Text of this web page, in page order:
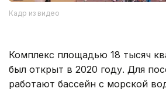
Кадр из видео
Комплекс площадью 18 тысяч
был открыт в 2020 году. Для
работают бассейн с морской